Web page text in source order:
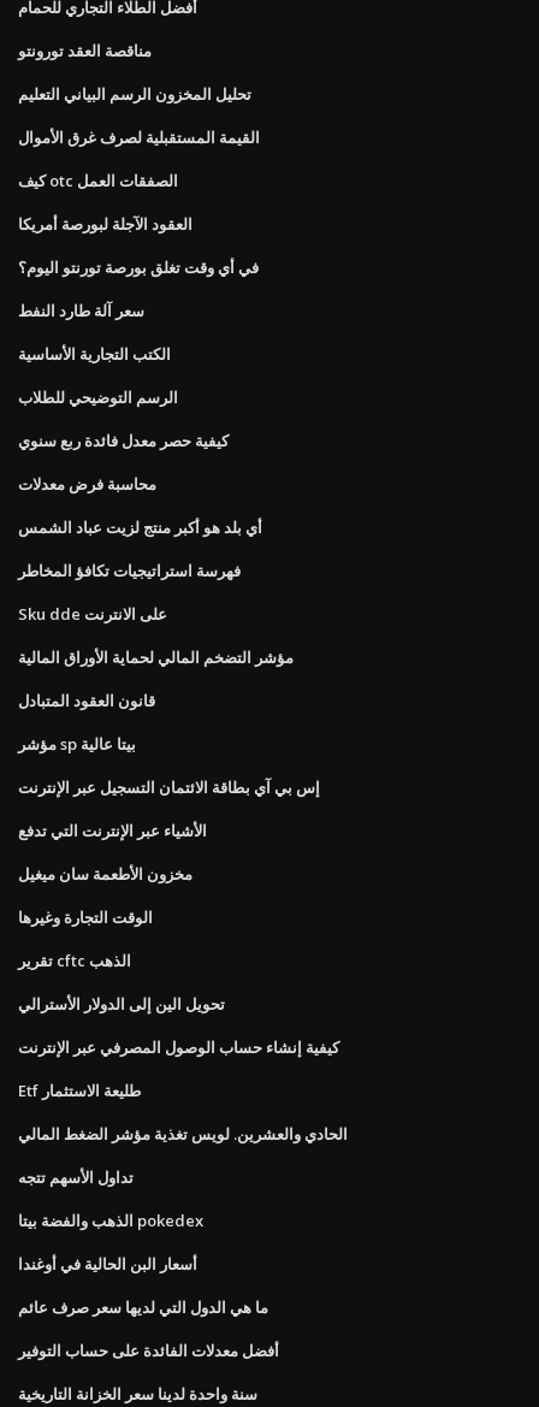
أفضل الطلاء التجاري للحمام
مناقصة العقد تورونتو
تحليل المخزون الرسم البياني التعليم
القيمة المستقبلية لصرف غرق الأموال
كيف otc الصفقات العمل
العقود الآجلة لبورصة أمريكا
في أي وقت تغلق بورصة تورنتو اليوم؟
سعر آلة طارد النفط
الكتب التجارية الأساسية
الرسم التوضيحي للطلاب
كيفية حصر معدل فائدة ربع سنوي
محاسبة فرض معدلات
أي بلد هو أكبر منتج لزيت عباد الشمس
فهرسة استراتيجيات تكافؤ المخاطر
Sku dde على الانترنت
مؤشر التضخم المالي لحماية الأوراق المالية
قانون العقود المتبادل
مؤشر sp بيتا عالية
إس بي آي بطاقة الائتمان التسجيل عبر الإنترنت
الأشياء عبر الإنترنت التي تدفع
مخزون الأطعمة سان ميغيل
الوقت التجارة وغيرها
تقرير cftc الذهب
تحويل الين إلى الدولار الأسترالي
كيفية إنشاء حساب الوصول المصرفي عبر الإنترنت
Etf طليعة الاستثمار
الحادي والعشرين. لويس تغذية مؤشر الضغط المالي
تداول الأسهم تتجه
الذهب والفضة بيتا pokedex
أسعار البن الحالية في أوغندا
ما هي الدول التي لديها سعر صرف عائم
أفضل معدلات الفائدة على حساب التوفير
سنة واحدة لدينا سعر الخزانة التاريخية